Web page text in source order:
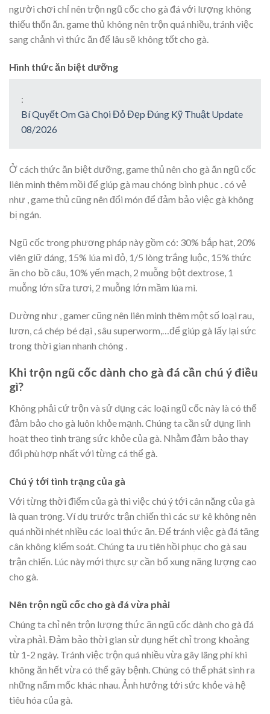
người chơi chỉ nên trộn ngũ cốc cho gà đá với lượng không
thiếu thốn ăn. game thủ không nên trộn quá nhiều, tránh việc
sang chảnh vì thức ăn để lâu sẽ không tốt cho gà.
Hình thức ăn biệt dưỡng
:
Bí Quyết Om Gà Chọi Đỏ Đẹp Đúng Kỹ Thuật Update
08/2026
Ở cách thức ăn biệt dưỡng, game thủ nên cho gà ăn ngũ cốc
liên minh thêm mồi để giúp gà mau chóng bình phục . có vẻ
như , game thủ cũng nên đổi món để đảm bảo việc gà không
bị ngán.
Ngũ cốc trong phương pháp này gồm có: 30% bắp hạt, 20%
viên giữ dáng, 15% lúa mì đỏ, 1/5 lòng trắng luộc, 15% thức
ăn cho bồ câu, 10% yến mạch, 2 muỗng bột dextrose, 1
muỗng lớn sữa tươi, 2 muỗng lớn mầm lúa mì.
Dường như , gamer cũng nên liên minh thêm một số loại rau,
lươn, cá chép bé dại , sâu superworm,…để giúp gà lấy lại sức
trong thời gian nhanh chóng .
Khi trộn ngũ cốc dành cho gà đá cần chú ý điều
gì?
Không phải cứ trộn và sử dụng các loại ngũ cốc này là có thể
đảm bảo cho gà luôn khỏe mạnh. Chúng ta cần sử dụng linh
hoạt theo tình trạng sức khỏe của gà. Nhằm đảm bảo thay
đổi phù hợp nhất với từng cá thể gà.
Chú ý tới tình trạng của gà
Với từng thời điểm của gà thì việc chú ý tới cân nặng của gà
là quan trọng. Ví dụ trước trận chiến thì các sư kê không nên
quá nhồi nhét nhiều các loại thức ăn. Để tránh việc gà đá tăng
cân không kiểm soát. Chúng ta ưu tiên hồi phục cho gà sau
trận chiến. Lúc này mới thực sự cần bổ xung năng lượng cao
cho gà.
Nên trộn ngũ cốc cho gà đá vừa phải
Chúng ta chỉ nên trộn lượng thức ăn ngũ cốc dành cho gà đá
vừa phải. Đảm bảo thời gian sử dụng hết chỉ trong khoảng
từ 1-2 ngày. Tránh việc trộn quá nhiều vừa gây lãng phí khi
không ăn hết vừa có thể gây bệnh. Chúng có thể phát sinh ra
những nấm mốc khác nhau. Ảnh hưởng tới sức khỏe và hệ
tiêu hóa của gà.